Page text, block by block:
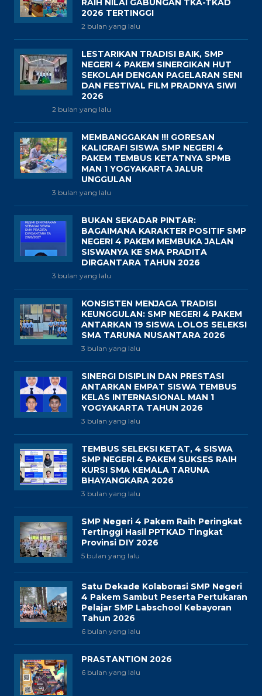
RAIH NILAI GABUNGAN TKA-TKAD
2026 TERTINGGI
2 bulan yang lalu
LESTARIKAN TRADISI BAIK, SMP
NEGERI 4 PAKEM SINERGIKAN HUT
SEKOLAH DENGAN PAGELARAN SENI
DAN FESTIVAL FILM PRADNYA SIWI
2026
2 bulan yang lalu
MEMBANGGAKAN !!! GORESAN
KALIGRAFI SISWA SMP NEGERI 4
PAKEM TEMBUS KETATNYA SPMB
MAN 1 YOGYAKARTA JALUR
UNGGULAN
3 bulan yang lalu
BUKAN SEKADAR PINTAR:
BAGAIMANA KARAKTER POSITIF SMP
NEGERI 4 PAKEM MEMBUKA JALAN
SISWANYA KE SMA PRADITA
DIRGANTARA TAHUN 2026
3 bulan yang lalu
KONSISTEN MENJAGA TRADISI
KEUNGGULAN: SMP NEGERI 4 PAKEM
ANTARKAN 19 SISWA LOLOS SELEKSI
SMA TARUNA NUSANTARA 2026
3 bulan yang lalu
SINERGI DISIPLIN DAN PRESTASI
ANTARKAN EMPAT SISWA TEMBUS
KELAS INTERNASIONAL MAN 1
YOGYAKARTA TAHUN 2026
3 bulan yang lalu
TEMBUS SELEKSI KETAT, 4 SISWA
SMP NEGERI 4 PAKEM SUKSES RAIH
KURSI SMA KEMALA TARUNA
BHAYANGKARA 2026
3 bulan yang lalu
SMP Negeri 4 Pakem Raih Peringkat
Tertinggi Hasil PPTKAD Tingkat
Provinsi DIY 2026
5 bulan yang lalu
Satu Dekade Kolaborasi SMP Negeri
4 Pakem Sambut Peserta Pertukaran
Pelajar SMP Labschool Kebayoran
Tahun 2026
6 bulan yang lalu
PRASTANTION 2026
6 bulan yang lalu